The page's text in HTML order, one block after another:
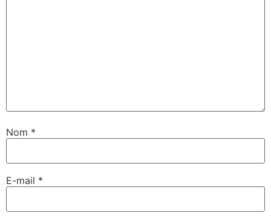
Nom *
E-mail *